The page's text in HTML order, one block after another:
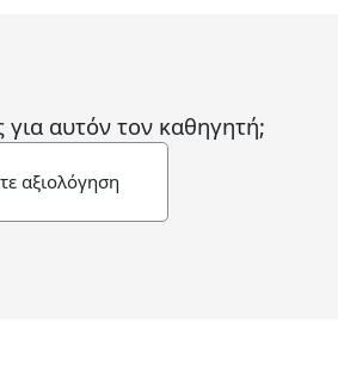
για αυτόν τον καθηγητή;
αξιολόγηση